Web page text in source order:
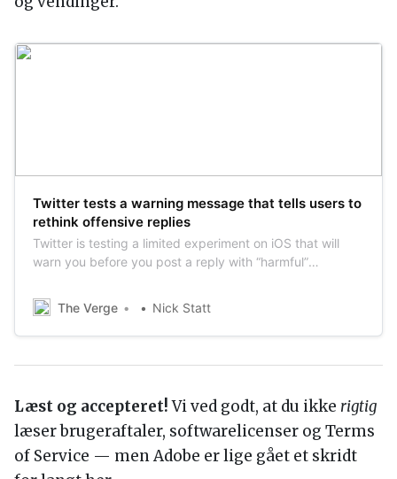
Twitter tests a warning message that tells users to
rethink offensive replies
Twitter is testing a limited experiment on iOS that will
warn you before you post a reply with “harmful”
that create toxic situations on the platform. Instagram
has taken similar measures with moderation of its
captions and comments.
The Verge Nick Statt
Læst og accepteret!Vi ved godt, at du ikke rigtig
læser brugeraftaler, softwarelicenser og Terms
of Service — men Adobe er lige gået et skridt